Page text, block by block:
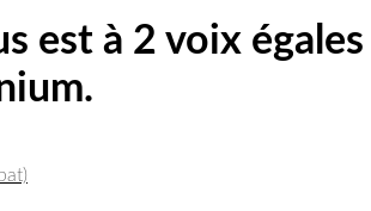
est à 2 voix égales